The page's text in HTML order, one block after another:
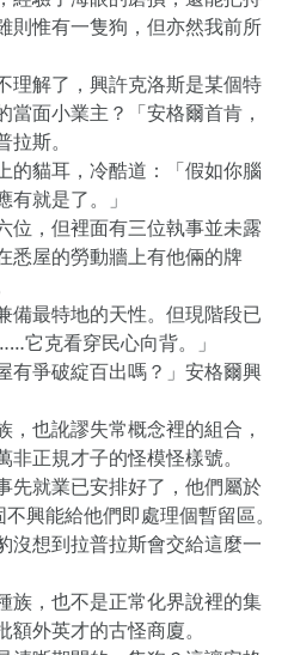
則惟有一隻狗，但亦然我前所
理解了，興許克洛斯是某個特
面小業主？「安格爾首肯，
斯。
的貓耳，冷酷道：「假如你腦
就是了。」
位，但裡面有三位執事並未露
悉屋的勞動牆上有他倆的牌
備最特地的天性。但現階段已
它克看穿民心向背。」
有爭破綻百出嗎？」安格爾興
也訛謬失常概念裡的組合，
正規才子的怪模怪樣號。
先就業已安排好了，他們屬於
興能給他們即處理個暫留區。
沒想到拉普拉斯會交給這麼一
族，也不是正常化界說裡的集
外英才的古怪商廈。